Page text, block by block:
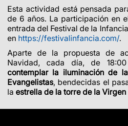
Esta actividad está pensada
de 6 años. La participación en
entrada del Festival de la
en https://festivalinfancia.com/.
Aparte de la propuesta de
Navidad, cada día, de
contemplar la iluminación de
Evangelistas, bendecidas el
la estrella de la torre de la